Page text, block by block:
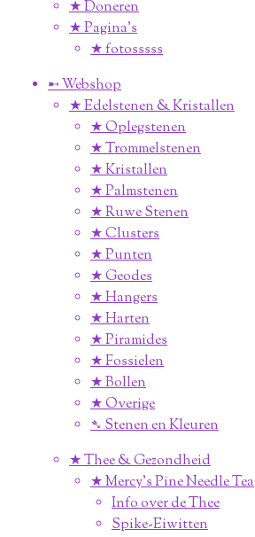
★ Doneren
★ Pagina’s
★ fotosssss
➸ Webshop
★ Edelstenen & Kristallen
★ Oplegstenen
★ Trommelstenen
★ Kristallen
★ Palmstenen
★ Ruwe Stenen
★ Clusters
★ Punten
★ Geodes
★ Hangers
★ Harten
★ Piramides
★ Fossielen
★ Bollen
★ Overige
➴ Stenen en Kleuren
★ Thee & Gezondheid
★ Mercy's Pine Needle Tea
Info over de Thee
Spike-Eiwitten